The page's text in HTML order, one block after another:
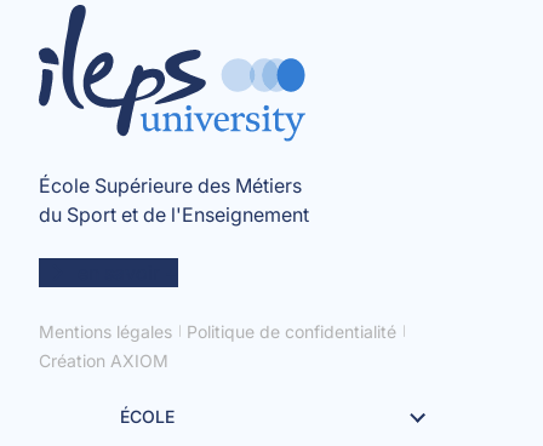
École Supérieure des Métiers
du Sport et de l'Enseignement
Mentions légales
Politique de confidentialité
Création AXIOM
ÉCOLE